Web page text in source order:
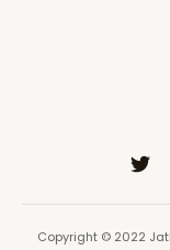
Copyright © 2022